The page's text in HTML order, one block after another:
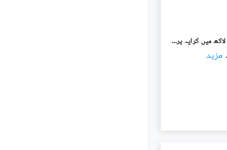
جی ۔ 11 اسلام آباد میں 5 کمروں کا 8 مرلہ مکان 2.2 لاکھ میں کرایہ پر دستیاب ہے۔
مزید